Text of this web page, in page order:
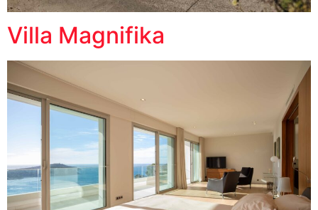
Villa Magnifika